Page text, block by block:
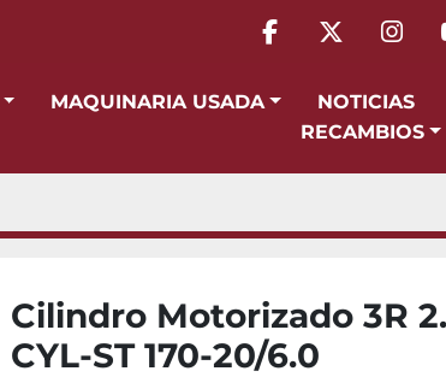
facebook
twitter
MAQUINARIA USADA NOTICIAS
RECAMBIOS
Cilindro Motorizado 3R
CYL-ST 170-20/6.0